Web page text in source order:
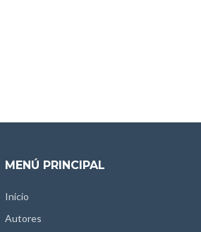
MENÚ PRINCIPAL
Inicio
Autores